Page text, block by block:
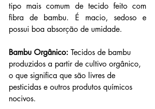
tipo mais comum de tecido feito com
fibra de bambu. É macio, sedoso e
possui boa absorção de umidade.
Bambu Orgânico: Tecidos de bambu
produzidos a partir de cultivo orgânico,
o que significa que são livres de
pesticidas e outros produtos químicos
nocivos.